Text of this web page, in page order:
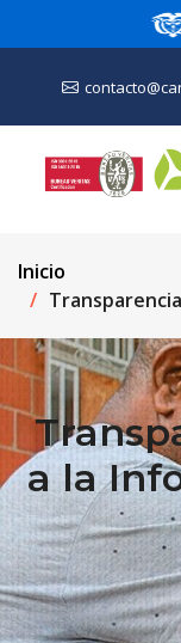
Inicio
a la